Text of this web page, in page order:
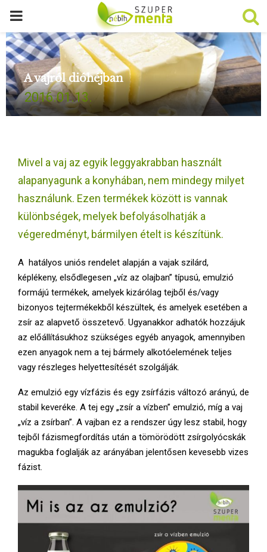
P
R
I
M
R
M
E
N
U
A vajról dióhéjban
2016.01.13.
Mivel a vaj az egyik leggyakrabban használt
alapanyagunk a konyhában, nem mindegy milyet
használunk. Ezen termékek között is vannak
különbségek, melyek befolyásolhatják a
végeredményt, bármilyen ételt is készítünk.
A hatályos uniós rendelet alapján a vajak szilárd,
képlékeny, elsődlegesen „víz az olajban” típusú, emulzió
formájú termékek, amelyek kizárólag tejből és/vagy
bizonyos tejtermékekből készültek, és amelyek esetében a
zsír az alapvető összetevő. Ugyanakkor adhatók hozzájuk
az előállításukhoz szükséges egyéb anyagok, amennyiben
ezen anyagok nem a tej bármely alkotóelemének teljes
vagy részleges helyettesítését szolgálják.
Az emulzió egy vízfázis és egy zsírfázis változó arányú, de
stabil keveréke. A tej egy „zsír a vízben” emulzió, míg a vaj
„víz a zsírban”. A vajban ez a rendszer úgy lesz stabil, hogy
tejből fázismegfordítás után a tömörödött zsírgolyócskák
magukba foglalják az arányában jelentősen kevesebb vizes
fázist.